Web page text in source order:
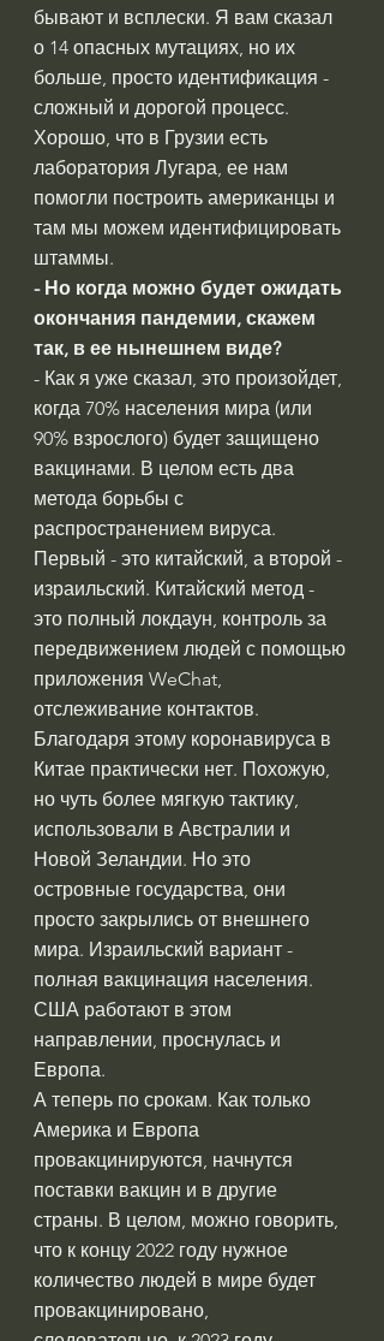
бывают и всплески. Я вам сказал
о 14 опасных мутациях, но их
больше, просто идентификация -
сложный и дорогой процесс.
Хорошо, что в Грузии есть
лаборатория Лугара, ее нам
помогли построить американцы и
там мы можем идентифицировать
штаммы.
- Но когда можно будет ожидать
окончания пандемии, скажем
так, в ее нынешнем виде?
- Как я уже сказал, это произойдет,
когда 70% населения мира (или
90% взрослого) будет защищено
вакцинами. В целом есть два
метода борьбы с
распространением вируса.
Первый - это китайский, а второй -
израильский. Китайский метод -
это полный локдаун, контроль за
передвижением людей с помощью
приложения WeChat,
отслеживание контактов.
Благодаря этому коронавируса в
Китае практически нет. Похожую,
но чуть более мягкую тактику,
использовали в Австралии и
Новой Зеландии. Но это
островные государства, они
просто закрылись от внешнего
мира. Израильский вариант -
полная вакцинация населения.
США работают в этом
направлении, проснулась и
Европа.
А теперь по срокам. Как только
Америка и Европа
провакцинируются, начнутся
поставки вакцин и в другие
страны. В целом, можно говорить,
что к концу 2022 году нужное
количество людей в мире будет
провакцинировано,